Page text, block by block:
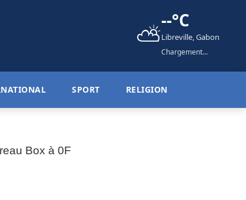
⛅--°C
Libreville, Gabon
Chargement...
SPORT RELIGION